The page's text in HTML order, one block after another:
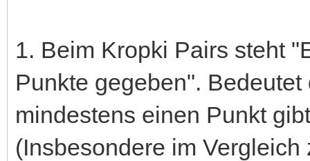
1. Beim Kropki Pairs steht
Punkte gegeben".
mindestens einen Punkt
(Insbesondere im